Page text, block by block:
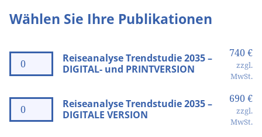
Wählen Sie Ihre Publikationen
Reiseanalyse Trendstudie 2035 –
DIGITAL- und PRINTVERSION
740 €
zzgl.
MwSt.
Reiseanalyse Trendstudie 2035 –
DIGITALE VERSION
690 €
zzgl.
MwSt.